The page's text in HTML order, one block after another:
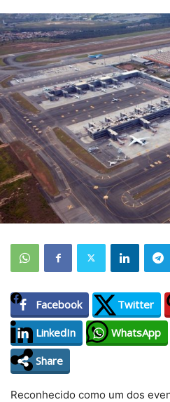
Facebook Twitter
LinkedIn
WhatsApp
Share
Reconhecido como um dos